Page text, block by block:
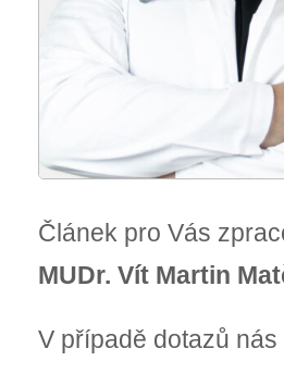
Článek pro Vás
MUDr. Vít Martin
V případě dotazů nás